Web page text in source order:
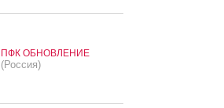
ПФК ОБНОВЛЕНИЕ
(Россия)